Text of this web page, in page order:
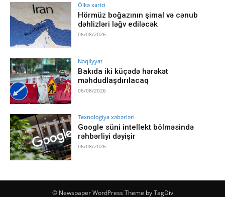
Ölkə xarici
Hörmüz boğazının şimal və cənub
dəhlizləri ləğv ediləcək
06/08/2026
Nəqliyyat
Bakıda iki küçədə hərəkət
məhdudlaşdırılacaq
06/08/2026
Texnologiya xəbərləri
Google süni intellekt bölməsində
rəhbərliyi dəyişir
06/08/2026
© Newspaper WordPress Theme by TagDiv